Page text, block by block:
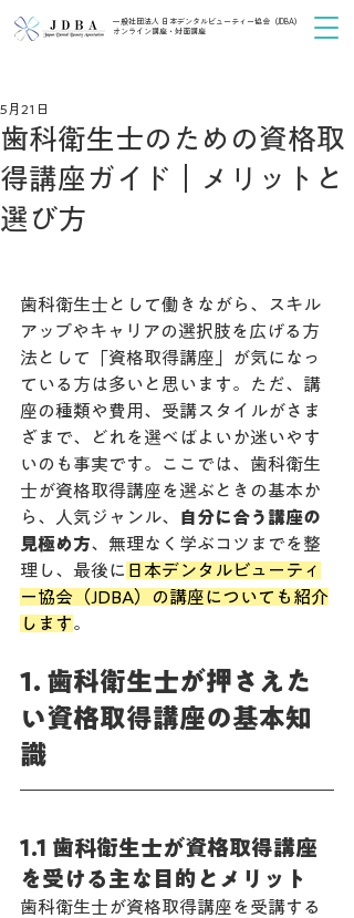
一般社団法人 日本デンタルビューティー協会（JDBA）
オンライン講座・対面講座
歯科衛生士のための資格取
得講座ガイド｜メリットと
選び方
5月21日
歯科衛生士として働きながら、スキル
アップやキャリアの選択肢を広げる方
法として「資格取得講座」が気になっ
ている方は多いと思います。ただ、講
座の種類や費用、受講スタイルがさま
ざまで、どれを選べばよいか迷いやす
いのも事実です。ここでは、歯科衛生
士が資格取得講座を選ぶときの基本か
ら、人気ジャンル、
自分に合う講座の
見極め方、無理なく学ぶコツまでを整
理し、最後に 日本デンタルビューティ
ー協会（JDBA）の講座についても紹介
します。
1. 歯科衛生士が押さえた
い資格取得講座の基本知
識
1.1 歯科衛生士が資格取得講座
を受ける主な目的とメリット
歯科衛生士が資格取得講座を受講する